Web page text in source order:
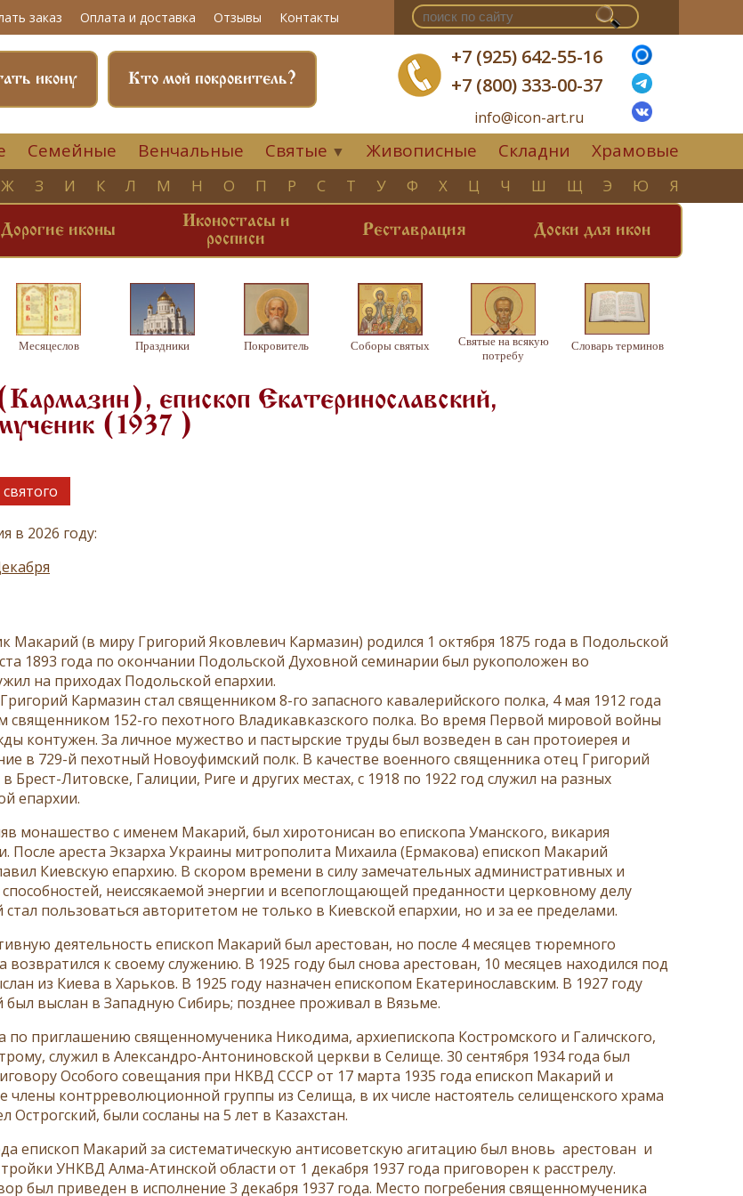
заказ Оплата и доставка Отзывы Контакты
+7 (925) 642-55-16
+7 (800) 333-00-37
info@icon-art.ru
Кто мой покровитель?
икону
Семейные Венчальные Святые ▼ Живописные Складни Храмовые
Ж З И К Л М Н О П Р С Т У Ф Х Ц Ч Ш Щ Э Ю Я
Дорогие иконы
Иконостасы и
росписи
Реставрация Доски для икон
Месяцеслов Праздники Покровитель Соборы святых
Святые на всякую
потребу
Словарь терминов
епископ Екатеринославский,
(1937 )
в 2026 году:
Макарий (в миру Григорий Яковлевич Кармазин) родился 1 октября 1875 года в Подольской
1893 года по окончании Подольской Духовной семинарии был рукоположен во
на приходах Подольской епархии.
Кармазин стал священником 8-го запасного кавалерийского полка, 4 мая 1912 года
священником 152-го пехотного Владикавказского полка. Во время Первой мировой войны
контужен. За личное мужество и пастырские труды был возведен в сан протоиерея и
в 729-й пехотный Новоуфимский полк. В качестве военного священника отец Григорий
Брест-Литовске, Галиции, Риге и других местах, с 1918 по 1922 год служил на разных
епархии.
монашество с именем Макарий, был хиротонисан во епископа Уманского, викария
После ареста Экзарха Украины митрополита Михаила (Ермакова) епископ Макарий
Киевскую епархию. В скором времени в силу замечательных административных и
способностей, неиссякаемой энергии и всепоглощающей преданности церковному делу
пользоваться авторитетом не только в Киевской епархии, но и за ее пределами.
деятельность епископ Макарий был арестован, но после 4 месяцев тюремного
возвратился к своему служению. В 1925 году был снова арестован, 10 месяцев находился под
из Киева в Харьков. В 1925 году назначен епископом Екатеринославским. В 1927 году
выслан в Западную Сибирь; позднее проживал в Вязьме.
по приглашению священномученика Никодима, архиепископа Костромского и Галичского,
служил в Александро-Антониновской церкви в Селище. 30 сентября 1934 года был
Особого совещания при НКВД СССР от 17 марта 1935 года епископ Макарий и
члены контрреволюционной группы из Селища, в их числе настоятель селищенского храма
Острогский, были сосланы на 5 лет в Казахстан.
епископ Макарий за систематическую антисоветскую агитацию был вновь арестован и
УНКВД Алма-Атинской области от 1 декабря 1937 года приговорен к расстрелу.
был приведен в исполнение 3 декабря 1937 года. Место погребения священномученика